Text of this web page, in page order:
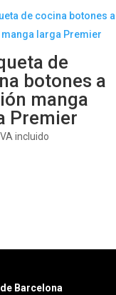
de
botones a
manga
Premier
incluido
Barcelona